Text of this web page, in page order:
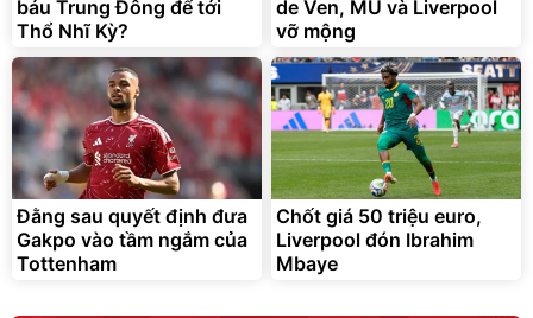
Đã bán nhiều
báu Trung Đông để tới
Thổ Nhĩ Kỳ?
de Ven, MU và Liverpool
vỡ mộng
Đằng sau quyết định đưa
Gakpo vào tầm ngắm của
Tottenham
Chốt giá 50 triệu euro,
Liverpool đón Ibrahim
Mbaye